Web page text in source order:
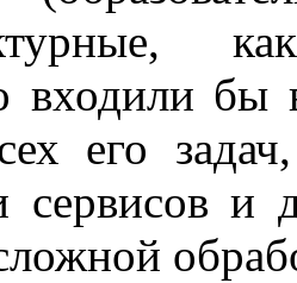
входили бы
его
сервисов и